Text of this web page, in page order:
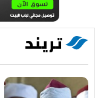
تريند